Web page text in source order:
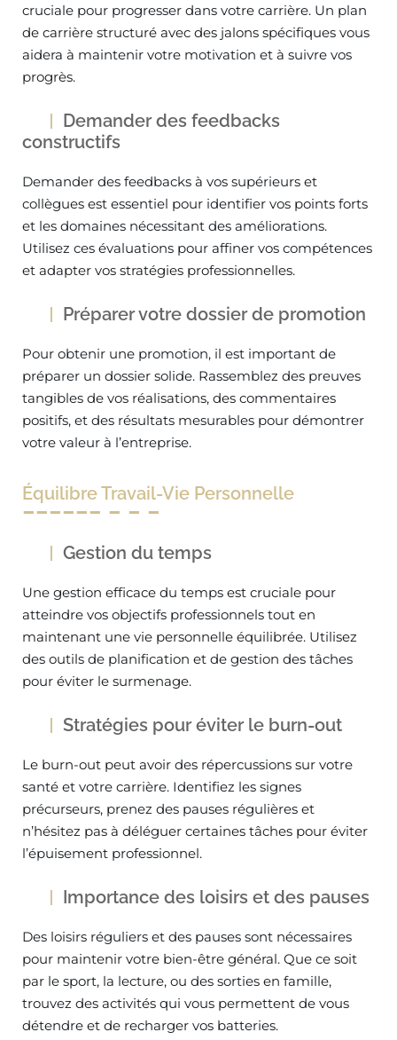
cruciale pour progresser dans votre carrière. Un plan
de carrière structuré avec des jalons spécifiques vous
aidera à maintenir votre motivation et à suivre vos
progrès.
Demander des feedbacks
constructifs
Demander des feedbacks à vos supérieurs et
collègues est essentiel pour identifier vos points forts
et les domaines nécessitant des améliorations.
Utilisez ces évaluations pour affiner vos compétences
et adapter vos stratégies professionnelles.
Préparer votre dossier de promotion
Pour obtenir une promotion, il est important de
préparer un dossier solide. Rassemblez des preuves
tangibles de vos réalisations, des commentaires
positifs, et des résultats mesurables pour démontrer
votre valeur à l’entreprise.
Équilibre Travail-Vie Personnelle
Gestion du temps
Une gestion efficace du temps est cruciale pour
atteindre vos objectifs professionnels tout en
maintenant une vie personnelle équilibrée. Utilisez
des outils de planification et de gestion des tâches
pour éviter le surmenage.
Stratégies pour éviter le burn-out
Le burn-out peut avoir des répercussions sur votre
santé et votre carrière. Identifiez les signes
précurseurs, prenez des pauses régulières et
n’hésitez pas à déléguer certaines tâches pour éviter
l’épuisement professionnel.
Importance des loisirs et des pauses
Des loisirs réguliers et des pauses sont nécessaires
pour maintenir votre bien-être général. Que ce soit
par le sport, la lecture, ou des sorties en famille,
trouvez des activités qui vous permettent de vous
détendre et de recharger vos batteries.